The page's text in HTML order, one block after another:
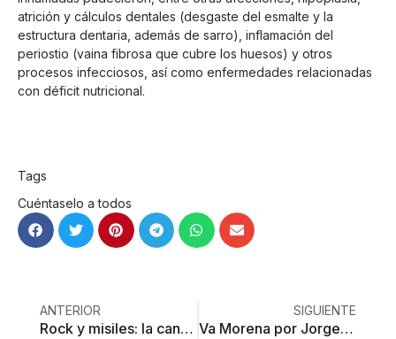
atrición y cálculos dentales (desgaste del esmalte y la
estructura dentaria, además de sarro), inflamación del
periostio (vaina fibrosa que cubre los huesos) y otros
procesos infecciosos, así como enfermedades relacionadas
con déficit nutricional.
Tags
Cuéntaselo a todos
ANTERIOR
Rock y misiles: la canción atómica de Rush
SIGUIENTE
Va Morena por Jorge Pérez, ex jefe de CS de Alfredo del Mazo, por desvío de recursos